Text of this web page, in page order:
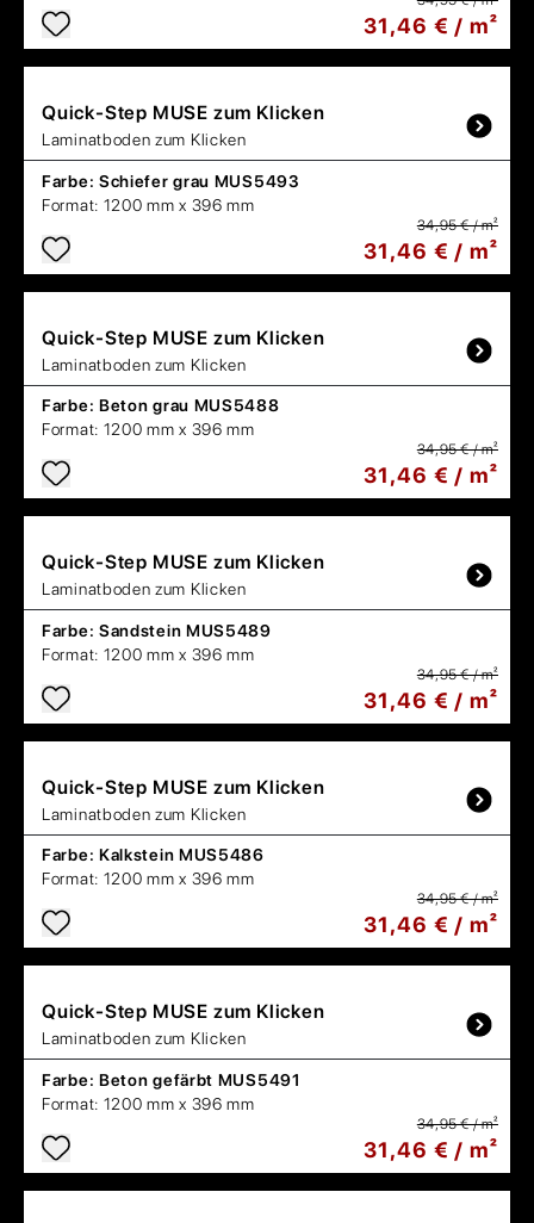
31,46 € / m²
Quick-Step MUSE zum Klicken
Laminatboden zum Klicken
Farbe: Schiefer grau MUS5493
Format: 1200 mm x 396 mm
34,95 € / m²
31,46 € / m²
Quick-Step MUSE zum Klicken
Laminatboden zum Klicken
Farbe: Beton grau MUS5488
Format: 1200 mm x 396 mm
34,95 € / m²
31,46 € / m²
Quick-Step MUSE zum Klicken
Laminatboden zum Klicken
Farbe: Sandstein MUS5489
Format: 1200 mm x 396 mm
34,95 € / m²
31,46 € / m²
Quick-Step MUSE zum Klicken
Laminatboden zum Klicken
Farbe: Kalkstein MUS5486
Format: 1200 mm x 396 mm
34,95 € / m²
31,46 € / m²
Quick-Step MUSE zum Klicken
Laminatboden zum Klicken
Farbe: Beton gefärbt MUS5491
Format: 1200 mm x 396 mm
34,95 € / m²
31,46 € / m²